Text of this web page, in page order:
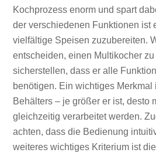
Kochprozess enorm und spart
der verschiedenen Funktionen ist
vielfältige Speisen zuzubereiten.
entscheiden, einen Multikocher
sicherstellen, dass er alle
benötigen. Ein wichtiges Merkmal
Behälters – je größer er ist, desto
gleichzeitig verarbeitet werden.
achten, dass die Bedienung
weiteres wichtiges Kriterium ist